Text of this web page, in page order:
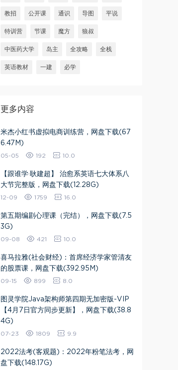
教招 公开课 通识 导图 平说
特训营 节课 魔方 狼叔
中医药大学 岛主 全攻略 全栈
英语教材 一建 必学
更多内容
米杰小红书虚拟电商训练营，网盘下载(67
6.47M)
05-05 192 10.0
【跟谁学·耿建超】 治愈系英语七大体系八
大节完整版，网盘下载(12.28G)
12-09 1759 16.0
第五期编剧心理课（完结），网盘下载(7.5
3G)
09-08 421 10.0
喜马拉雅(社会财经)：首席经济学家管清友
的股票课，网盘下载(392.95M)
09-15 899 8.0
图灵学院Java架构师第四期无加密版-VIP
【4月7日官方同步更新】，网盘下载(38.8
4G)
07-23 1809 9.9
2022法考(客观题)：2022年粉笔法考，网
盘下载(148.17G)